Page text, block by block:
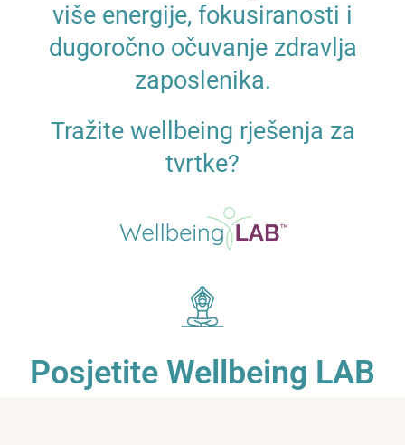
više energije, fokusiranosti i
dugoročno očuvanje zdravlja
zaposlenika.
Tražite wellbeing rješenja za
tvrtke?
Posjetite Wellbeing LAB